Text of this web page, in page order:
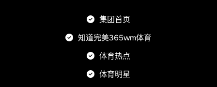
集团首页
知道完美365wm体育
体育热点
体育明星